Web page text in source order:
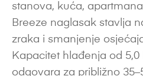
stanova, kuća,
Breeze naglasak stavlja
zraka i smanjenje
Kapacitet hlađenja od
odgovara za približno